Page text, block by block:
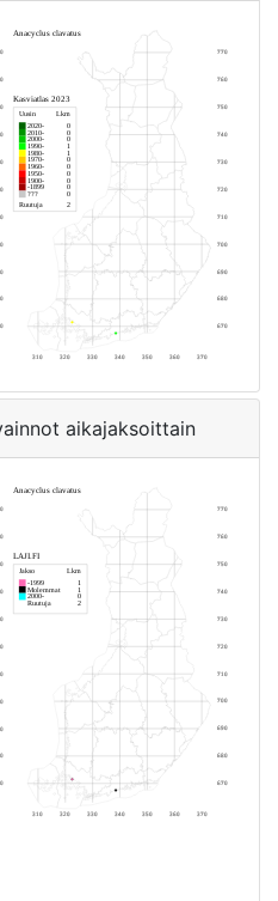
aikajaksoittain